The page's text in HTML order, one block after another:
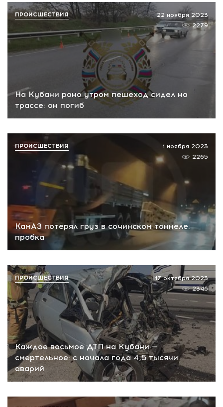
На Кубани рано утром пешеход сидел на
трассе: он погиб
22 ноября 2023
2279
ПРОИСШЕСТВИЯ
КамАЗ потерял груз в сочинском тоннеле:
пробка
1 ноября 2023
2265
ПРОИСШЕСТВИЯ
Каждое восьмое ДТП на Кубани —
смертельное: с начала года 4,5 тысячи
аварий
17 октября 2023
2346
ПРОИСШЕСТВИЯ